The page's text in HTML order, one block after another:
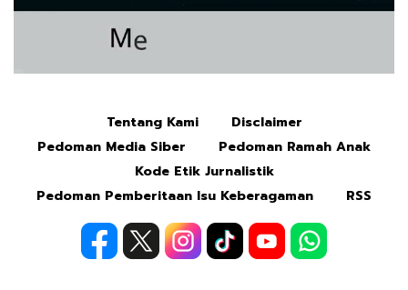
Tentang Kami
Disclaimer
Pedoman Media Siber
Pedoman Ramah Anak
Kode Etik Jurnalistik
Pedoman Pemberitaan Isu Keberagaman
RSS